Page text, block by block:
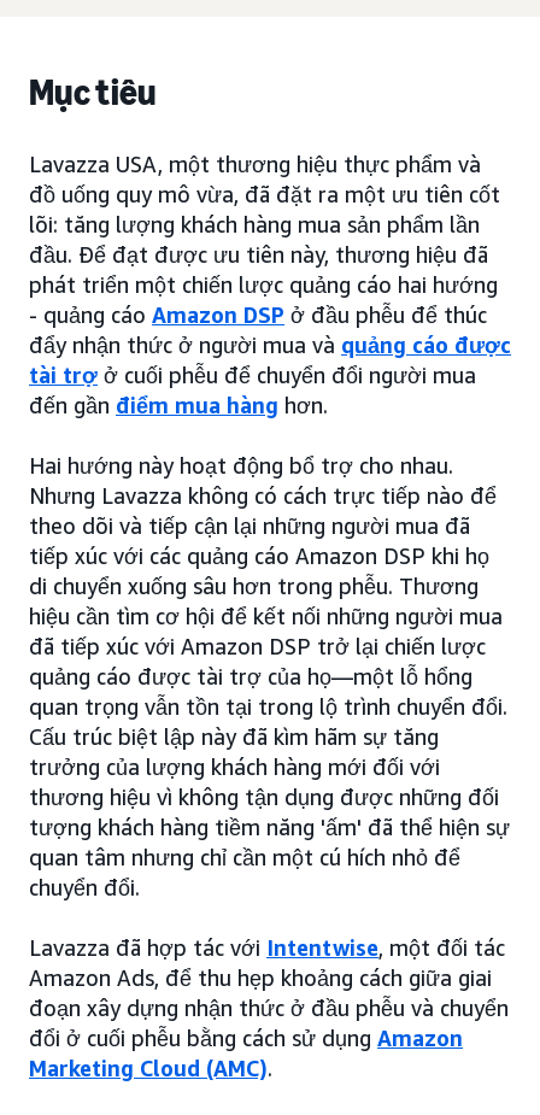
Mục tiêu
Lavazza USA, một thương hiệu thực phẩm và
đồ uống quy mô vừa, đã đặt ra một ưu tiên cốt
lõi: tăng lượng khách hàng mua sản phẩm lần
đầu. Để đạt được ưu tiên này, thương hiệu đã
phát triển một chiến lược quảng cáo hai hướng
- quảng cáo Amazon DSP ở đầu phễu để thúc
đẩy nhận thức ở người mua và quảng cáo được
tài trợ ở cuối phễu để chuyển đổi người mua
đến gần điểm mua hàng hơn.
Hai hướng này hoạt động bổ trợ cho nhau.
Nhưng Lavazza không có cách trực tiếp nào để
theo dõi và tiếp cận lại những người mua đã
tiếp xúc với các quảng cáo Amazon DSP khi họ
di chuyển xuống sâu hơn trong phễu. Thương
hiệu cần tìm cơ hội để kết nối những người mua
đã tiếp xúc với Amazon DSP trở lại chiến lược
quảng cáo được tài trợ của họ—một lỗ hổng
quan trọng vẫn tồn tại trong lộ trình chuyển đổi.
Cấu trúc biệt lập này đã kìm hãm sự tăng
trưởng của lượng khách hàng mới đối với
thương hiệu vì không tận dụng được những đối
tượng khách hàng tiềm năng 'ấm' đã thể hiện sự
quan tâm nhưng chỉ cần một cú hích nhỏ để
chuyển đổi.
Lavazza đã hợp tác với Intentwise, một đối tác
Amazon Ads, để thu hẹp khoảng cách giữa giai
đoạn xây dựng nhận thức ở đầu phễu và chuyển
đổi ở cuối phễu bằng cách sử dụng Amazon
Marketing Cloud (AMC).